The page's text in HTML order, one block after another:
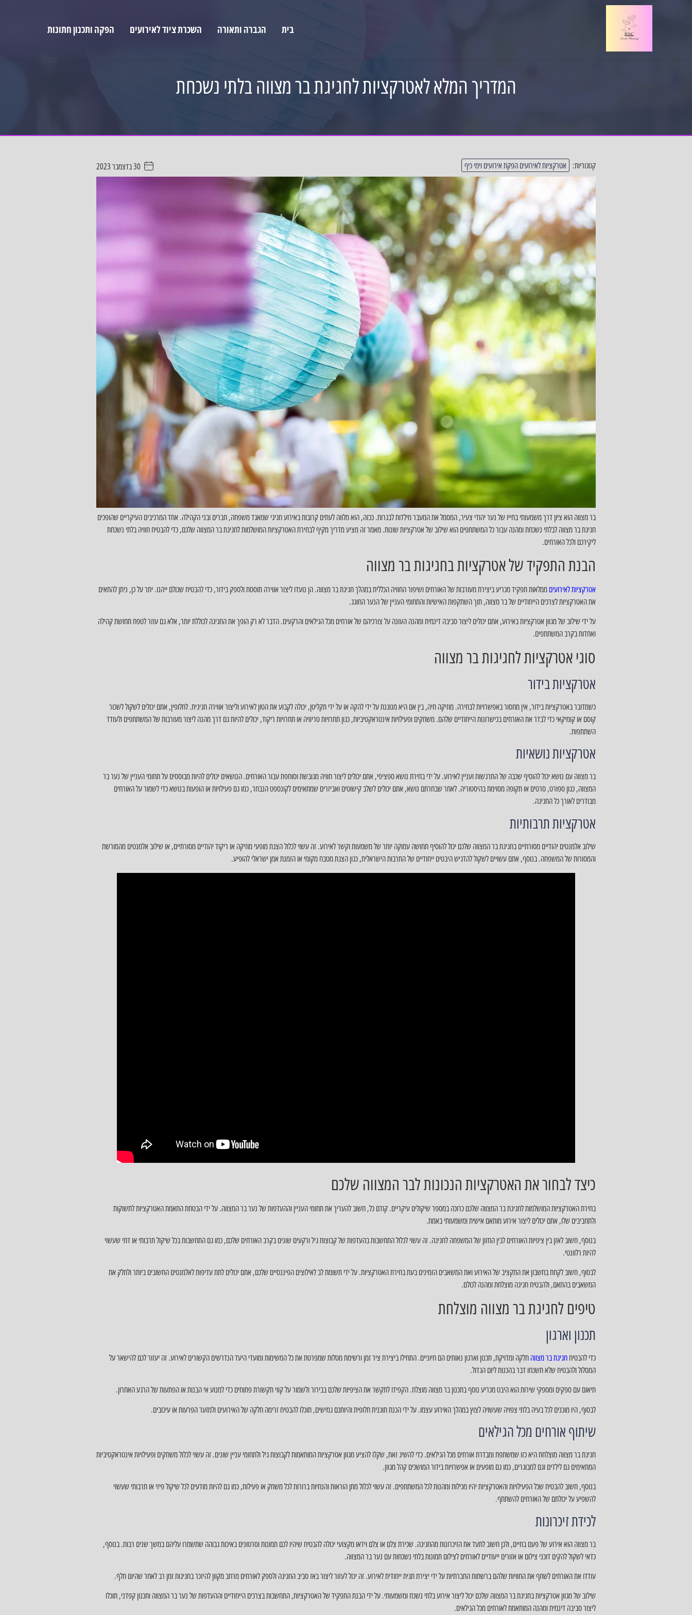
בית הגברה ותאורה השכרת ציוד לאירועים הפקה ותכנון חתונות
המדריך המלא לאטרקציות לחגיגת בר מצווה בלתי נשכחת
קטגוריות: אטרקציות לאירועים הפקת אירועים וימי כיף
בר מצווה הוא ציון דרך משמעותי בחייו של נער יהודי צעיר, המסמל את המעבר מילדות לבגרות. ככזה, הוא מלווה לעתים קרובות באירוע חגיגי שמאגד משפחה, חברים ובני הקהילה. אחד המרכיבים העיקריים שהופכים
חגיגת בר מצווה לבלתי נשכחת ומהנה עבור כל המשתתפים הוא שילוב של אטרקציות שונות. מאמר זה מציע מדריך מקיף לבחירת האטרקציות המושלמות לחגיגת בר המצווה שלכם, כדי להבטיח חוויה בלתי נשכחת
ליקירכם ולכל האורחים.
הבנת התפקיד של אטרקציות בחגיגות בר מצווה
אטרקציות לאירועיםממלאות תפקיד מכריע ביצירת מעורבות של האורחים ושיפור החוויה הכללית במהלך חגיגת בר מצווה. הן נועדו ליצור אווירה תוססת ולספק בידור, כדי להבטיח שכולם ייהנו. יתר על כן, ניתן להתאים
את האטרקציות לצרכים הייחודיים של בר מצווה, תוך השתקפות האישיות והתחומי העניין של הנער החוגג.
על ידי שילוב של מגוון אטרקציות באירוע, אתם יכולים ליצור סביבה דינמית ומהנה העונה על צורכיהם של אורחים מכל הגילאים והרקעים. הדבר לא רק הופך את החגיגה לכוללת יותר, אלא גם עוזר לטפח תחושת קהילה
ואחדות בקרב המשתתפים.
סוגי אטרקציות לחגיגות בר מצווה
אטרקציות בידור
כשמדובר באטרקציות בידור, אין מחסור באפשרויות לבחירה. מוזיקה חיה, בין אם היא מנוגנת על ידי להקה או על ידי תקליטן, יכולה לקבוע את הטון לאירוע וליצור אווירה חגיגית. לחלופין, אתם יכולים לשקול לשכור
קוסם או קומיקאי כדי לבדר את האורחים בכישרונות הייחודיים שלהם. משחקים ופעילויות אינטראקטיביות, כגון תחרויות טריוויה או תחרויות ריקוד, יכולים להיות גם דרך מהנה ליצור מעורבות של המשתתפים ולעודד
השתתפות.
אטרקציות נושאיות
בר מצווה עם נושא יכול להוסיף שכבה של התרגשות ועניין לאירוע. על ידי בחירת נושא ספציפי, אתם יכולים ליצור חוויה מגובשת וסוחפת עבור האורחים. הנושאים יכולים להיות מבוססים על תחומי העניין של נער בר
המצווה, כגון ספורט, סרטים או תקופה מסוימת בהיסטוריה. לאחר שבחרתם נושא, אתם יכולים לשלב קישוטים ואביזרים שמתאימים לקונספט הנבחר, כמו גם פעילויות או הופעות בנושא כדי לשמור על האורחים
מבודרים לאורך כל החגיגה.
אטרקציות תרבותיות
שילוב אלמנטים יהודיים מסורתיים בחגיגת בר המצווה שלכם יכול להוסיף תחושה עמוקה יותר של משמעות וקשר לאירוע. זה עשוי לכלול הצגת מופעי מוזיקה או ריקוד יהודיים מסורתיים, או שילוב אלמנטים מהמורשת
והמסורות של המשפחה. בנוסף, אתם עשויים לשקול להדגיש היבטים ייחודיים של התרבות הישראלית, כגון הצגת מטבח מקומי או הזמנת אמן ישראלי להופיע.
כיצד לבחור את האטרקציות הנכונות לבר המצווה שלכם
בחירת האטרקציות המושלמות לחגיגת בר המצווה שלכם כרוכה במספר שיקולים עיקריים. קודם כל, חשוב להעריך את תחומי העניין וההעדפות של נער בר המצווה. על ידי הבטחת התאמת האטרקציות לתשוקות
ולתחביבים שלו, אתם יכולים ליצור אירוע מותאם אישית ומשמעותי באמת.
בנוסף, חשוב לאזן בין ציפיות האורחים לבין החזון של המשפחה לחגיגה. זה עשוי לכלול התחשבות בהעדפות של קבוצות גיל ורקעים שונים בקרב האורחים שלכם, כמו גם התחשבות בכל שיקול תרבותי או דתי שעשוי
להיות רלוונטי.
לבסוף, חשוב לקחת בחשבון את התקציב של האירוע ואת המשאבים הזמינים בעת בחירת האטרקציות. על ידי תשומת לב לאילוצים הפיננסיים שלכם, אתם יכולים לתת עדיפות לאלמנטים החשובים ביותר ולחלק את
המשאבים בהתאם, ולהבטיח חגיגה מוצלחת ומהנה לכולם.
טיפים לחגיגת בר מצווה מוצלחת
תכנון וארגון
כדי להבטיחחגיגת בר מצווהחלקה ומדויקת, תכנון וארגון נאותים הם חיוניים. התחילו ביצירת ציר זמן ורשימת מטלות שמפרטת את כל המשימות ומועדי היעד הנדרשים הקשורים לאירוע. זה יעזור לכם להישאר על
המסלול ולהבטיח שלא תשכחו דבר בהכנות ליום הגדול.
תיאום עם ספקים ומספקי שירות הוא היבט מכריע נוסף בתכנון בר מצווה מוצלח. הקפידו לתקשר את הציפיות שלכם בבירור ולשמור על קווי תקשורת פתוחים כדי למנוע אי הבנות או הפתעות של הרגע האחרון.
לבסוף, היו מוכנים לכל בעיה בלתי צפויה שעשויה לצוץ במהלך האירוע עצמו. על ידי הכנת תוכנית חלופית והיותכם גמישים, תוכלו להבטיח זרימה חלקה של האירועים ולמזער הפרעות או עיכובים.
שיתוף אורחים מכל הגילאים
חגיגת בר מצווה מוצלחת היא כזו שמשתפת ומבדרת אורחים מכל הגילאים. כדי להשיג זאת, שקלו להציע מגוון אטרקציות המותאמות לקבוצות גיל ולתחומי עניין שונים. זה עשוי לכלול משחקים ופעילויות אינטראקטיביות
המתאימים גם לילדים וגם למבוגרים, כמו גם מופעים או אפשרויות בידור המושכים קהל מגוון.
בנוסף, חשוב להבטיח שכל הפעילויות והאטרקציות יהיו מכילות ומהנות לכל המשתתפים. זה עשוי לכלול מתן הוראות והנחיות ברורות לכל משחק או פעילות, כמו גם להיות מודעים לכל שיקול פיזי או תרבותי שעשוי
להשפיע על יכולתם של האורחים להשתתף.
לכידת זיכרונות
בר מצווה הוא אירוע של פעם בחיים, ולכן חשוב לתעד את הזיכרונות מהחגיגה. שכירת צלם או צלם וידאו מקצועי יכולה להבטיח שיהיו לכם תמונות וסרטונים באיכות גבוהה שתשמרו עליהם במשך שנים רבות. בנוסף,
כדאי לשקול להקים דוכני צילום או אזורים ייעודיים לאורחים לצילום תמונות בלתי נשכחות עם נער בר המצווה.
עודדו את האורחים לשתף את החוויות שלהם ברשתות החברתיות על ידי יצירת תגית ייחודית לאירוע. זה יכול לעזור ליצור באז סביב החגיגה ולספק לאורחים מרחב מקוון להיזכר בחגיגות זמן רב לאחר שהיום חלף.
שילוב של מגוון אטרקציות בחגיגת בר המצווה שלכם יכול ליצור אירוע בלתי נשכח ומשמעותי. על ידי הבנת התפקיד של האטרקציות, התחשבות בצרכים הייחודיים וההעדפות של נער בר המצווה ותכנון קפדני, תוכלו
ליצור סביבה דינמית ומהנה המותאמת לאורחים מכל הגילאים.